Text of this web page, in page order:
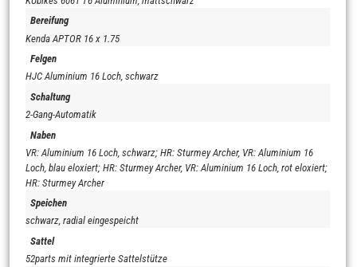
Bereifung
Kenda APTOR 16 x 1.75
Felgen
HJC Aluminium 16 Loch, schwarz
Schaltung
2-Gang-Automatik
Naben
VR: Aluminium 16 Loch, schwarz; HR: Sturmey Archer, VR: Aluminium 16
Loch, blau eloxiert; HR: Sturmey Archer, VR: Aluminium 16 Loch, rot eloxiert;
HR: Sturmey Archer
Speichen
schwarz, radial eingespeicht
Sattel
52parts mit integrierte Sattelstütze